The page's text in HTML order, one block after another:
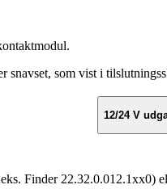
snavset, som vist i
12/24 V
Finder 22.32.0.012.1xx0)